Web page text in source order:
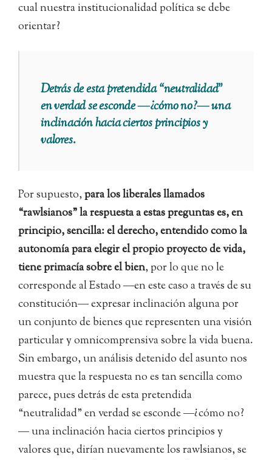
cual nuestra institucionalidad política se debe
orientar?
Detrás de esta pretendida “neutralidad”
en verdad se esconde ―¿cómo no?― una
inclinación hacia ciertos principios y
valores.
Por supuesto,para los liberales llamados
“rawlsianos” la respuesta a estas preguntas es, en
principio, sencilla: el derecho, entendido como la
autonomía para elegir el propio proyecto de vida,
tiene primacía sobre el bien, por lo que no le
corresponde al Estado ―en este caso a través de su
constitución― expresar inclinación alguna por
un conjunto de bienes que representen una visión
particular y omnicomprensiva sobre la vida buena.
Sin embargo, un análisis detenido del asunto nos
muestra que la respuesta no es tan sencilla como
parece, pues detrás de esta pretendida
“neutralidad” en verdad se esconde ―¿cómo no?
― una inclinación hacia ciertos principios y
valores que, dirían nuevamente los rawlsianos, se